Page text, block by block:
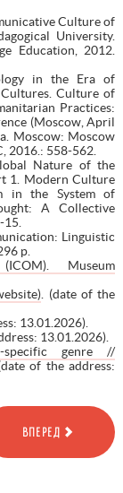
Culture of
University.
Education, 2012.
in the Era of
Culture of
Practices:
(Moscow, April
Moscow: Moscow
2016.: 558-562.
Nature of the
1. Modern Culture
in the System of
A Collective
Linguistic
p.
Museum
. (date of the
13.01.2026).
13.01.2026).
genre //
(date of the address:
ВПЕРЕД